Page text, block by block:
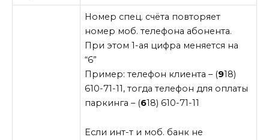
Номер спец. счёта повторяет
номер моб. телефона абонента.
При этом 1-ая цифра меняется на
“6”
Пример: телефон клиента – (918)
610-71-11, тогда телефон для оплаты
паркинга – (618) 610-71-11
Если инт-т и моб. банк не